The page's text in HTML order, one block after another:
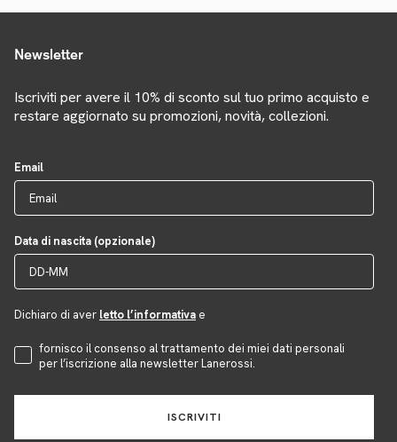
Newsletter
Iscriviti per avere il 10% di sconto sul tuo primo acquisto e
restare aggiornato su promozioni, novità, collezioni.
Email
Data di nascita (opzionale)
Dichiaro di aver letto l’informativa e
Accettazione Privacy
fornisco il consenso al trattamento dei miei dati personali
per l’iscrizione alla newsletter Lanerossi.
ISCRIVITI